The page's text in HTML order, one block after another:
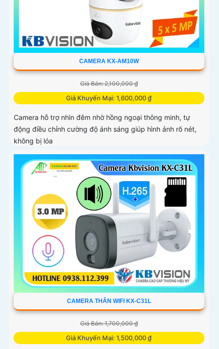
CAMERA KX-AM10W
Giá Bán: 2,100,000 ₫
Giá Khuyến Mại: 1,600,000 ₫
Camera hỗ trợ nhìn đêm nhờ hồng ngoại thông minh, tự
động điều chỉnh cường độ ánh sáng giúp hình ảnh rõ nét,
không bị lóa
CAMERA THÂN WIFI KX-C31L
Giá Bán: 1,700,000 ₫
Giá Khuyến Mại: 1,500,000 ₫